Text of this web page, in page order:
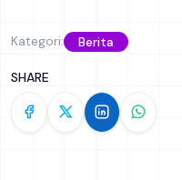
Kategori: Berita
SHARE